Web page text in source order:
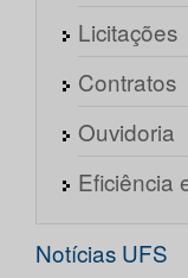
Licitações
Contratos
Ouvidoria
Eficiência
Notícias UFS